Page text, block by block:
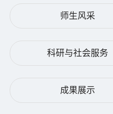
师生风采
科研与社会服务
成果展示